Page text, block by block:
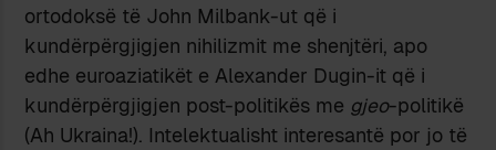
ortodoksë të John Milbank-ut që i
kundërpërgjigjen nihilizmit me shenjtëri, apo
edhe euroaziatikët e Alexander Dugin-it që i
kundërpërgjigjen post-politikës me gjeo-politikë
(Ah Ukraina!). Intelektualisht interesantë por jo të